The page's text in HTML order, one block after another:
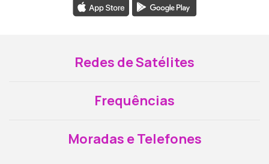
Redes de Satélites
Frequências
Moradas e Telefones